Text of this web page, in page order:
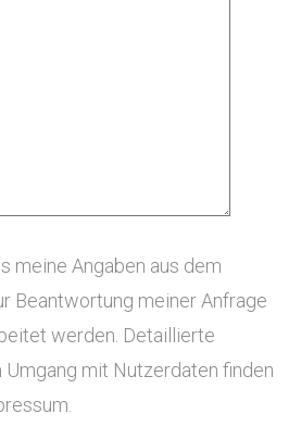
meine Angaben aus dem
Beantwortung meiner Anfrage
werden. Detaillierte
Umgang mit Nutzerdaten finden